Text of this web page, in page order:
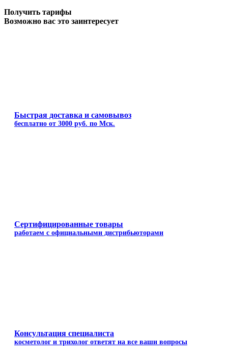
Получить тарифы
Возможно вас это заинтересует
Быстрая доставка и самовывоз
бесплатно от 3000 руб. по Мск.
Сертифицированные товары
работаем с официальными дистрибьюторами
Консультация специалиста
косметолог и трихолог ответят на все ваши вопросы